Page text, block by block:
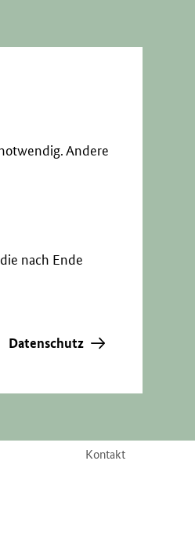
Andere
nach Ende
Datenschutz
Kontakt